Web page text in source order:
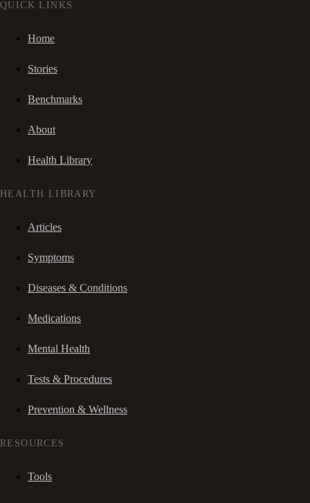
QUICK LINKS
Home
Stories
Benchmarks
About
Health Library
HEALTH LIBRARY
Articles
Symptoms
Diseases & Conditions
Medications
Mental Health
Tests & Procedures
Prevention & Wellness
RESOURCES
Tools